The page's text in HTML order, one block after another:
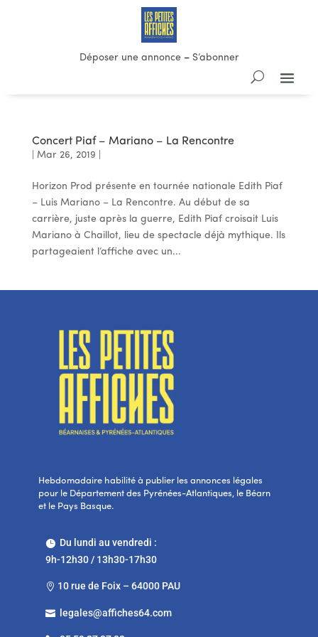
Déposer une annonce– S’abonner
Concert Piaf – Mariano – La Rencontre
Mar 26, 2019
Horizon Prod présente en tournée nationale Edith Piaf
– Luis Mariano – La Rencontre. Au début de sa
carrière, juste après la guerre, Edith Piaf croisait Luis
Mariano à Chaillot, lieu de spectacle déjà mythique. Ils
partageaient l’affiche avec un...
Hebdomadaire habilité à publier les annonces légales
pour le Département des Pyrénées-Atlantiques, le Béarn
et le Pays Basque.
Du lundi au vendredi :
9h-12h30 / 13h30-17h30
 10 rue de Foix – 64000 PAU
 legales@affiches64.com